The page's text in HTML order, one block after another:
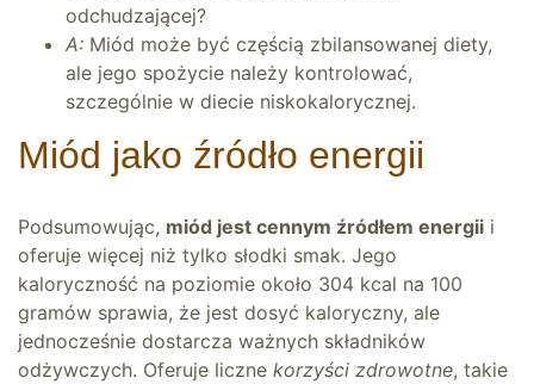
odchudzającej?
A: Miód może być częścią zbilansowanej diety,
ale jego spożycie należy kontrolować,
szczególnie w diecie niskokalorycznej.
Miód jako źródło energii
Podsumowując, miód jest cennym źródłem energii i
oferuje więcej niż tylko słodki smak. Jego
kaloryczność na poziomie około 304 kcal na 100
gramów sprawia, że jest dosyć kaloryczny, ale
jednocześnie dostarcza ważnych składników
odżywczych. Oferuje liczne korzyści zdrowotne, takie